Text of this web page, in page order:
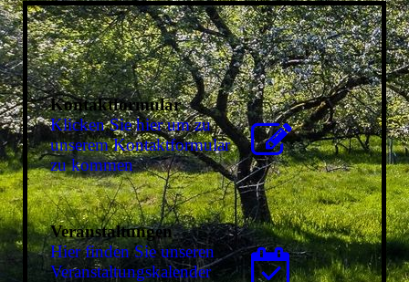
Kontaktformular
Klicken Sie hier um zu
unserem Kon­takt­for­mu­lar
zu kommen
Veranstaltungen
Hier finden Sie unseren
Ver­an­stal­tungs­ka­len­der